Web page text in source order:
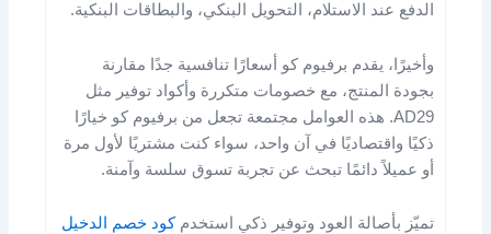
الدفع عند الاستلام، التحويل البنكي، والبطاقات البنكية.
وأخيرًا، يقدم برفيوم كو أسعارًا تنافسية جدًا مقارنة
بجودة المنتج، مع خصومات متكررة وأكواد توفير مثل
AD29. هذه العوامل مجتمعة تجعل من برفيوم كو خيارًا
ذكيًا واقتصاديًا في آن واحد، سواء كنت مشتريًا لأول مرة
أو عميلاً دائمًا تبحث عن تجربة تسوق سلسة وآمنة.
تميّز بأصالة العود وتوفير ذكي استخدمكود خصم الدخيل